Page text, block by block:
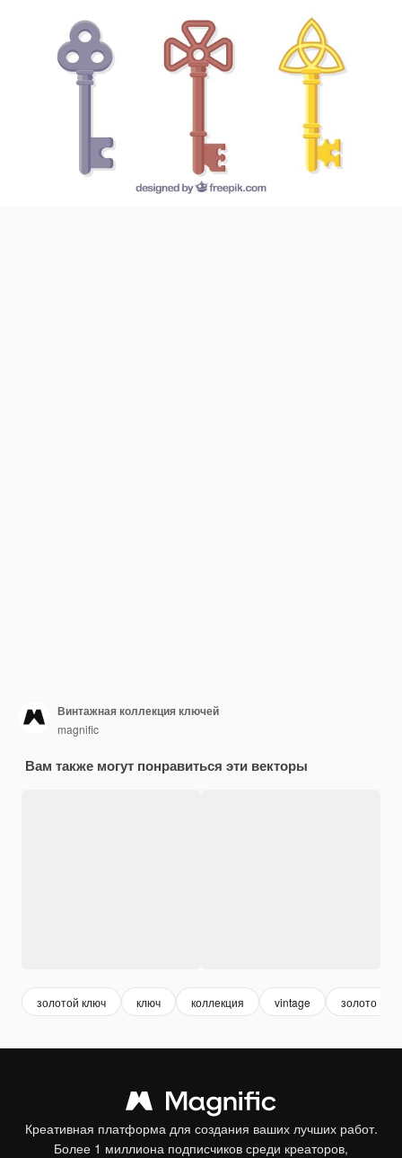
Винтажная коллекция ключей
magnific
Вам также могут понравиться эти векторы
золотой ключ ключ коллекция vintage золото
Креативная платформа для создания ваших лучших работ.
Более 1 миллиона подписчиков среди креаторов,